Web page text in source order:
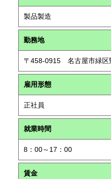
製品製造
勤務地
〒458-0915 名古屋市緑区
雇用形態
正社員
就業時間
8：00～17：00
賃金